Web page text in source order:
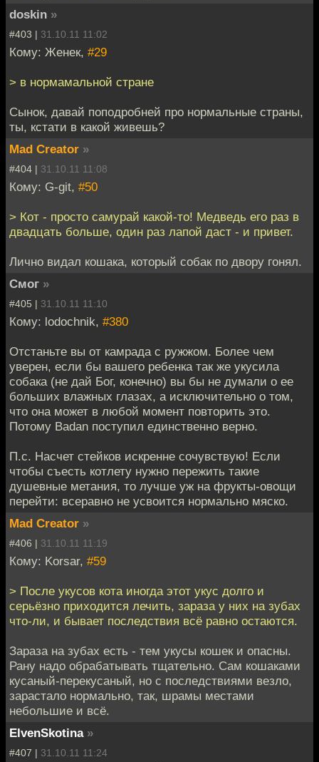
doskin »
#403 | 31.10.11 11:02
Кому: Женек, #29
> в нормамальной стране
Сынок, давай поподробней про нормальные страны,
ты, кстати в какой живешь?
Mad Creator »
#404 | 31.10.11 11:08
Кому: G-git, #50
> Кот - просто самурай какой-то! Медведь его раз в
двадцать больше, один раз лапой даст - и привет.
Лично видал кошака, который собак по двору гонял.
Смог »
#405 | 31.10.11 11:10
Кому: lodochnik, #380
Отстаньте вы от камрада с ружжом. Более чем
уверен, если бы вашего ребенка так же укусила
собака (не дай Бог, конечно) вы бы не думали о ее
больших влажных глазах, а исключительно о том,
что она может в любой момент повторить это.
Потому Badan поступил единственно верно.
П.с. Насчет стейков искренне сочувствую! Если
чтобы съесть котлету нужно пережить такие
душевные метания, то лучше уж на фрукты-овощи
перейти: всеравно не усвоится нормально мяско.
Mad Creator »
#406 | 31.10.11 11:19
Кому: Korsar, #59
> После укусов кота иногда этот укус долго и
серьёзно приходится лечить, зараза у них на зубах
что-ли, и бывает последствия всё равно остаются.
Зараза на зубах есть - тем укусы кошек и опасны.
Рану надо обрабатывать тщательно. Сам кошаками
кусаный-перекусаный, но с последствиями везло,
зарастало нормально, так, шрамы местами
небольшие и всё.
ElvenSkotina »
#407 | 31.10.11 11:24